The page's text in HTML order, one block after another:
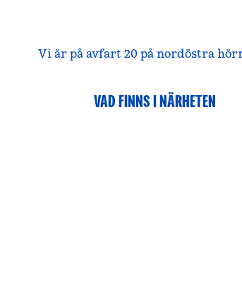
Vi är på avfart 20 på nordöstra
VAD FINNS I NÄRHETEN